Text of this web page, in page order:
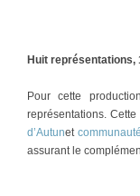
Huit représentations,
Pour cette
représentations.
d’Autunet
assurant le